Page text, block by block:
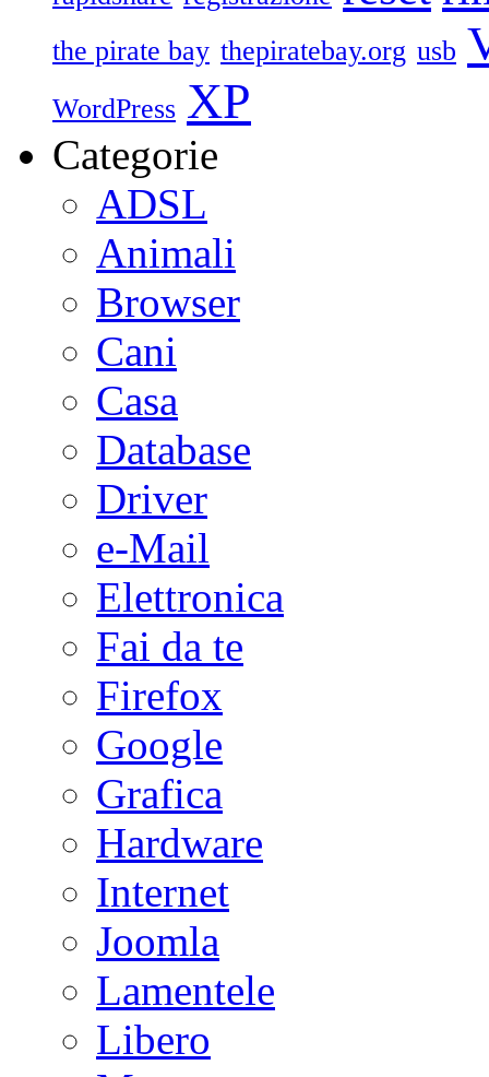
the pirate bay thepiratebay.org usb
WordPress XP
Categorie
ADSL
Animali
Browser
Cani
Casa
Database
Driver
e-Mail
Elettronica
Fai da te
Firefox
Google
Grafica
Hardware
Internet
Joomla
Lamentele
Libero